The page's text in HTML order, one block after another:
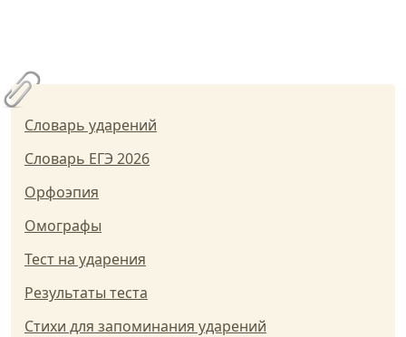
Словарь ударений
Словарь ЕГЭ 2026
Орфоэпия
Омографы
Тест на ударения
Результаты теста
Стихи для запоминания ударений